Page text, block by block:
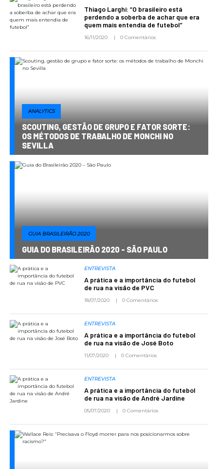
Thiago Larghi: “O brasileiro está
perdendo a soberba de achar que era
quem mais entendia de futebol”
16/11/2020 0 Comentários
ANALYTICS
SCOUTING, GESTÃO DE GRUPO E FATOR SORTE:
OS MÉTODOS DE TRABALHO DE MONCHI NO
SEVILLA
GUIA BRASILEIRÃO 2020
GUIA DO BRASILEIRÃO 2020 - SÃO PAULO
ENTREVISTA
A prática e a importância do futebol
de rua na visão de PVC
18/07/2020 0 Comentários
ENTREVISTA
A prática e a importância do futebol
de rua na visão de José Boto
11/07/2020 0 Comentários
ENTREVISTA
A prática e a importância do futebol
de rua na visão de André Jardine
05/07/2020 0 Comentários